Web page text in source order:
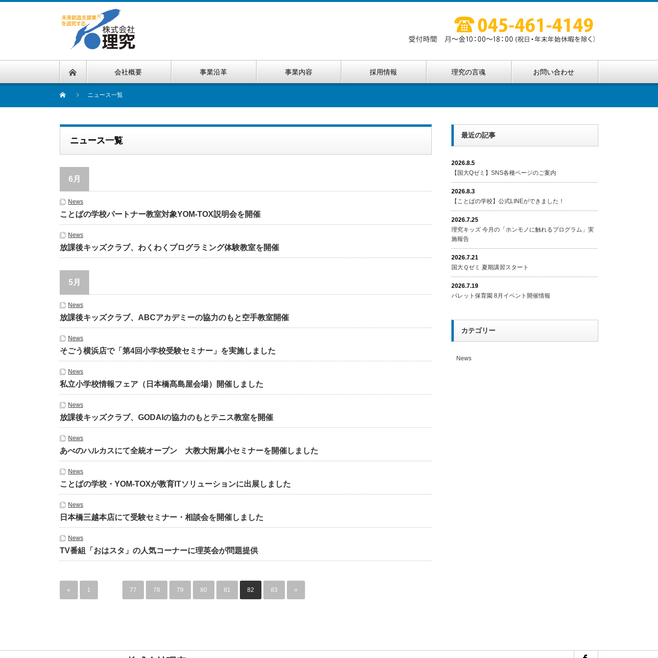
会社概要 事業沿革 事業内容 採用情報 理究の言魂 お問い合わせ
ニュース一覧
ニュース一覧
6月
News
ことばの学校パートナー教室対象YOM-TOX説明会を開催
News
放課後キッズクラブ、わくわくプログラミング体験教室を開催
5月
News
放課後キッズクラブ、ABCアカデミーの協力のもと空手教室開催
News
そごう横浜店で「第4回小学校受験セミナー」を実施しました
News
私立小学校情報フェア（日本橋髙島屋会場）開催しました
News
放課後キッズクラブ、GODAIの協力のもとテニス教室を開催
News
あべのハルカスにて全統オープン 大教大附属小セミナーを開催しました
News
ことばの学校・YOM-TOXが教育ITソリューションに出展しました
News
日本橋三越本店にて受験セミナー・相談会を開催しました
News
TV番組「おはスタ」の人気コーナーに理英会が問題提供
« 1 77 78 79 80 81 82 83 »
最近の記事
2026.8.5
【国大Qゼミ】SNS各種ページのご案内
2026.8.3
【ことばの学校】公式LINEができました！
2026.7.25
理究キッズ 今月の「ホンモノに触れるプログラム」実
施報告
2026.7.21
国大Ｑゼミ 夏期講習スタート
2026.7.19
パレット保育園 8月イベント開催情報
カテゴリー
News